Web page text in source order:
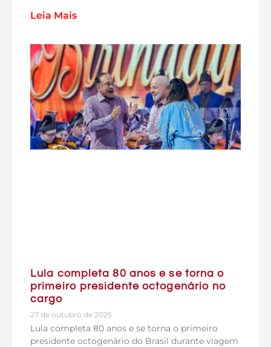
Leia Mais
Lula completa 80 anos e se torna o
primeiro presidente octogenário no
cargo
27 de outubro de 2025
Lula completa 80 anos e se torna o primeiro
presidente octogenário do Brasil durante viagem